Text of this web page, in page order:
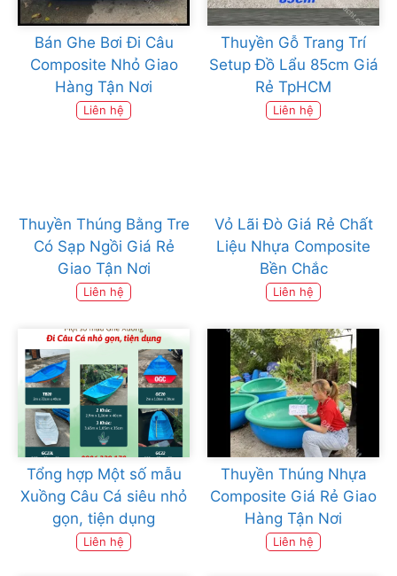
Bán Ghe Bơi Đi Câu
Composite Nhỏ Giao
Hàng Tận Nơi
Liên hệ
Thuyền Gỗ Trang Trí
Setup Đồ Lẩu 85cm Giá
Rẻ TpHCM
Liên hệ
Thuyền Thúng Bằng Tre
Có Sạp Ngồi Giá Rẻ
Giao Tận Nơi
Liên hệ
Vỏ Lãi Đò Giá Rẻ Chất
Liệu Nhựa Composite
Bền Chắc
Liên hệ
Tổng hợp Một số mẫu
Xuồng Câu Cá siêu nhỏ
gọn, tiện dụng
Liên hệ
Thuyền Thúng Nhựa
Composite Giá Rẻ Giao
Hàng Tận Nơi
Liên hệ